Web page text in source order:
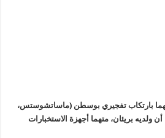
بارتكاب تفجيري بوسطن (ماساتشوستس،
ولديه بريئان، متهما أجهزة الاستخبارات